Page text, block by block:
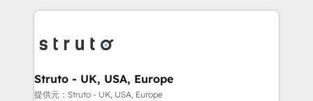
Packages: Choose ongoing support or project-based
solutions. We offer service packages designed to fit
operational aspects of your business, ensuring that
functioning optimally. With our expertise in leading
wealth of knowledge and experience to the table.
Our strategies are tailored to your business's unique
Struto - UK, USA, Europe
提供元：Struto - UK, USA, Europe